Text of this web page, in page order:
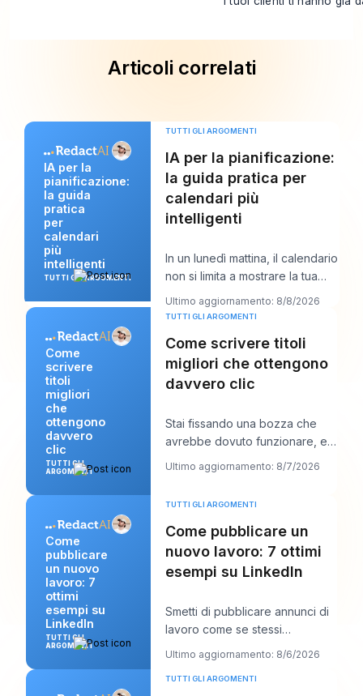
Articoli correlati
IA per la
pianificazione:
la guida
pratica
per
calendari
più
intelligenti
TUTTI GLI ARGOMENTI
TUTTI GLI ARGOMENTI
IA per la pianificazione:
la guida pratica per
calendari più
intelligenti
In un lunedì mattina, il calendario
non si limita a mostrare la tua
giornata. Inizia a negoziare con
Ultimo aggiornamento: 8/8/2026
Come
scrivere
titoli
migliori
che
ottengono
davvero
clic
TUTTI GLI
ARGOMENTI
TUTTI GLI ARGOMENTI
Come scrivere titoli
migliori che ottengono
davvero clic
Stai fissando una bozza che
avrebbe dovuto funzionare, e il
titolo è probabilmente la prima
cosa che
Ultimo aggiornamento: 8/7/2026
Come
pubblicare
un nuovo
lavoro: 7
ottimi
esempi su
LinkedIn
TUTTI GLI
ARGOMENTI
TUTTI GLI ARGOMENTI
Come pubblicare un
nuovo lavoro: 7 ottimi
esempi su LinkedIn
Smetti di pubblicare annunci di
lavoro come se stessi
compilando scartoffie e inizia a
scriverli com
Ultimo aggiornamento: 8/6/2026
TUTTI GLI ARGOMENTI